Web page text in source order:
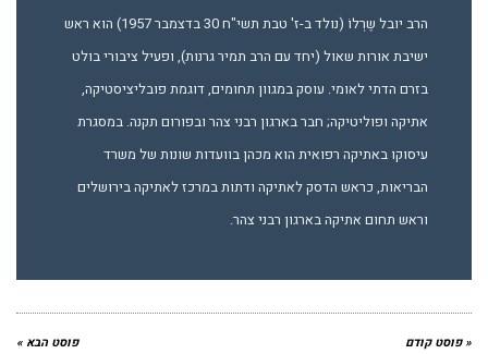
הרב יובל שֶרְלוֹ (נולד ב-ז' טבת תשי"ח 30 בדצמבר 1957) הוא ראש
ישיבת אורות שאול (יחד עם הרב תמיר גרנות), ופעיל ציבורי בולט
בזרם הדתי לאומי. עוסק במגוון תחומים, דוגמת פובליציסטיקה,
אתיקה ופוליטיקה; חבר בארגון רבני צהר ובפורום תקנה. במסגרת
עיסוקו באתיקה רפואית הוא מכהן בוועדות שונות של משרד
הבריאות, כראש הדסק לאתיקה ודתות במרכז לאתיקה בירושלים
וראש תחום אתיקה בארגון רבני צהר.
« פוסט קודם פוסט הבא »